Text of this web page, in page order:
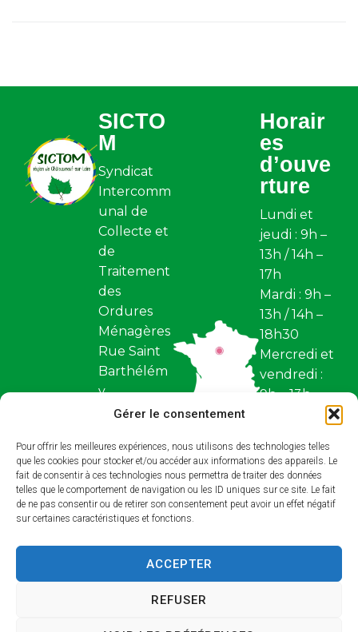
Gérer le consentement
Pour offrir les meilleures expériences, nous utilisons des technologies telles
que les cookies pour stocker et/ou accéder aux informations des appareils. Le
fait de consentir à ces technologies nous permettra de traiter des données
telles que le comportement de navigation ou les ID uniques sur ce site. Le fait
de ne pas consentir ou de retirer son consentement peut avoir un effet négatif
sur certaines caractéristiques et fonctions.
ACCEPTER
REFUSER
SICTO
M
Syndicat
Intercomm
unal de
Collecte et
de
Traitement
des
Ordures
Ménagères
Rue Saint
Barthélém
y
Z.I. Saint
y BP 97
45110,
Châteaune
uf-sur-
Contact
Horair
es
d’ouve
rture
Lundi et
jeudi : 9h –
13h / 14h –
17h
Mardi : 9h –
13h / 14h –
18h30
Mercredi et
vendredi :
9h – 13h
dimanche
Restez
conne